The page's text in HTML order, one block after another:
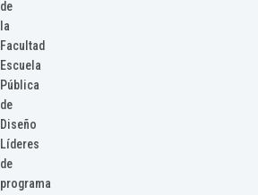
de
la
Facultad
Escuela
Pública
de
Diseño
Líderes
de
programa